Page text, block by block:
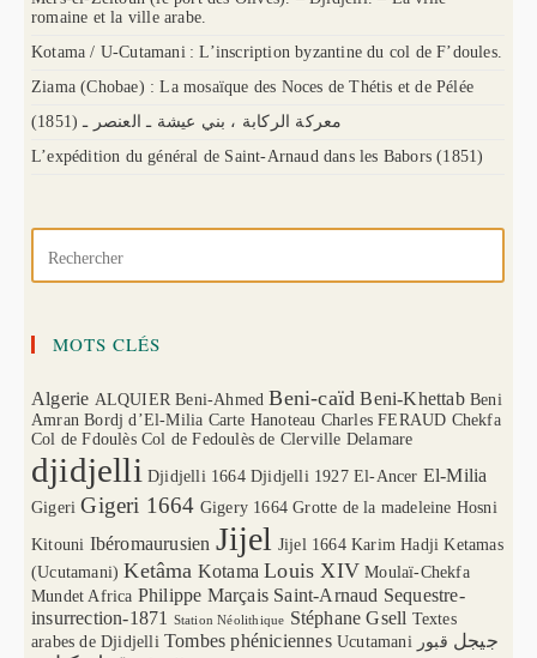
romaine et la ville arabe.
Kotama / U-Cutamani : L’inscription byzantine du col de F’doules.
Ziama (Chobae) : La mosaïque des Noces de Thétis et de Pélée
(1851) معركة الركابة ، بني عيشة ـ العنصر ـ
L’expédition du général de Saint-Arnaud dans les Babors (1851)
MOTS CLÉS
Algerie ALQUIER Beni-Ahmed Beni-caïd Beni-Khettab Beni
Amran Bordj d’El-Milia Carte Hanoteau Charles FERAUD Chekfa
Col de Fdoulès Col de Fedoulès de Clerville Delamare
djidjelli Djidjelli 1664 Djidjelli 1927 El-Ancer El-Milia
Gigeri Gigeri 1664 Gigery 1664 Grotte de la madeleine Hosni
Kitouni Ibéromaurusien Jijel Jijel 1664 Karim Hadji Ketamas
(Ucutamani) Ketâma Kotama Louis XIV Moulaï-Chekfa
Mundet Africa Philippe Marçais Saint-Arnaud Sequestre-
insurrection-1871
Station Néolithique Stéphane Gsell Textes
arabes de Djidjelli Tombes phéniciennes Ucutamani جيجل قبور